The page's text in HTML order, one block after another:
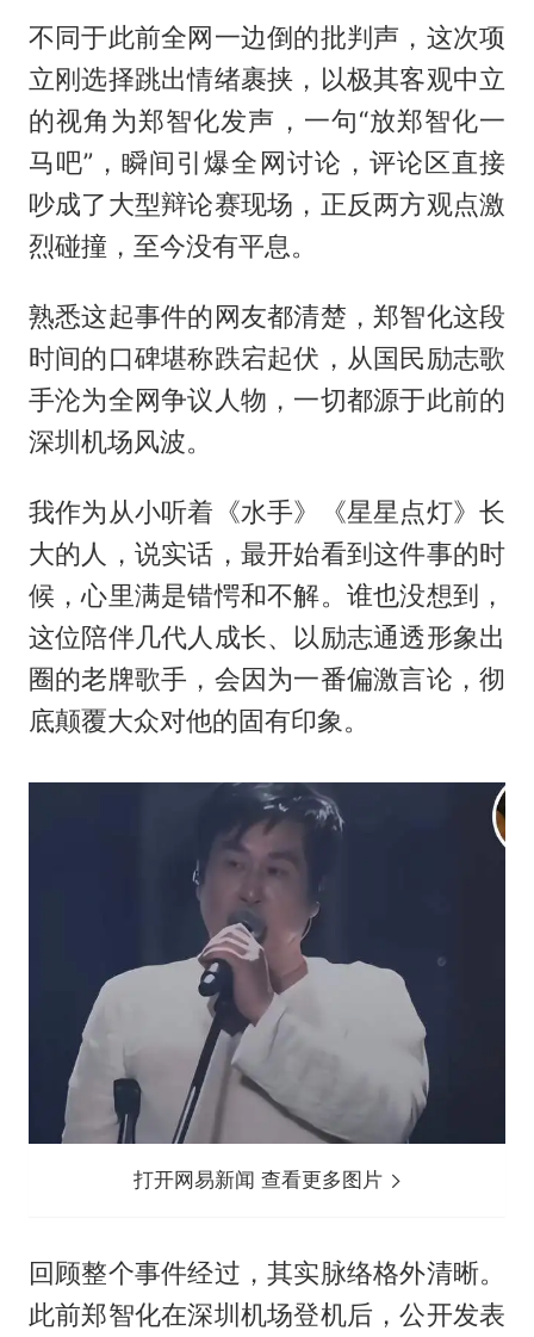
不同于此前全网一边倒的批判声，这次项
立刚选择跳出情绪裹挟，以极其客观中立
的视角为郑智化发声，一句“放郑智化一
马吧”，瞬间引爆全网讨论，评论区直接
吵成了大型辩论赛现场，正反两方观点激
烈碰撞，至今没有平息。
熟悉这起事件的网友都清楚，郑智化这段
时间的口碑堪称跌宕起伏，从国民励志歌
手沦为全网争议人物，一切都源于此前的
深圳机场风波。
我作为从小听着《水手》《星星点灯》长
大的人，说实话，最开始看到这件事的时
候，心里满是错愕和不解。谁也没想到，
这位陪伴几代人成长、以励志通透形象出
圈的老牌歌手，会因为一番偏激言论，彻
底颠覆大众对他的固有印象。
打开网易新闻 查看更多图片
回顾整个事件经过，其实脉络格外清晰。
此前郑智化在深圳机场登机后，公开发表